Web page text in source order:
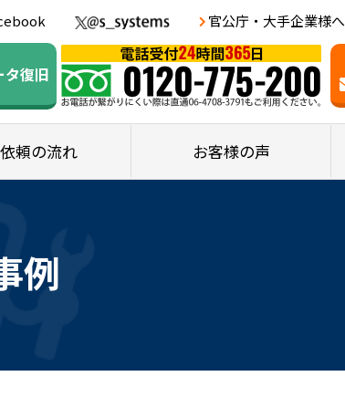
官公庁・大手企業様へ
タ復旧
頼の流れ お客様の声
例